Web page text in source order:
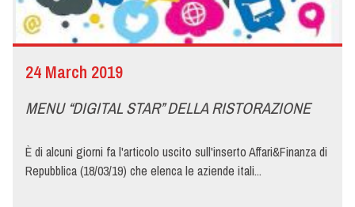
24 March 2019
MENU “DIGITAL STAR” DELLA RISTORAZIONE
È di alcuni giorni fa l'articolo uscito sull'inserto Affari&Finanza di
Repubblica (18/03/19) che elenca le aziende itali...